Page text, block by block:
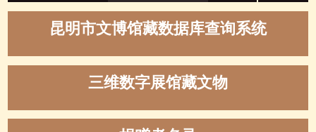
昆明市文博馆藏数据库查询系统
三维数字展馆藏文物